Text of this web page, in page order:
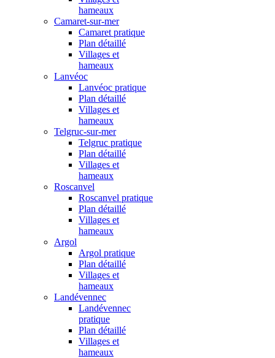
hameaux
Camaret-sur-mer
Camaret pratique
Plan détaillé
Villages et
hameaux
Lanvéoc
Lanvéoc pratique
Plan détaillé
Villages et
hameaux
Telgruc-sur-mer
Telgruc pratique
Plan détaillé
Villages et
hameaux
Roscanvel
Roscanvel pratique
Plan détaillé
Villages et
hameaux
Argol
Argol pratique
Plan détaillé
Villages et
hameaux
Landévennec
Landévennec
pratique
Plan détaillé
Villages et
hameaux